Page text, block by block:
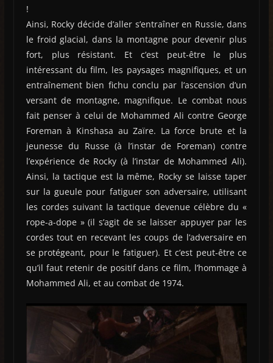
!
Ainsi, Rocky décide d’aller s’entraîner en Russie, dans
le froid glacial, dans la montagne pour devenir plus
fort, plus résistant. Et c’est peut-être le plus
intéressant du film, les paysages magnifiques, et un
entraînement bien fichu conclu par l’ascension d’un
versant de montagne, magnifique. Le combat nous
fait penser à celui de Mohammed Ali contre George
Foreman à Kinshasa au Zaïre. La force brute et la
jeunesse du Russe (à l’instar de Foreman) contre
l’expérience de Rocky (à l’instar de Mohammed Ali).
Ainsi, la tactique est la même, Rocky se laisse taper
sur la gueule pour fatiguer son adversaire, utilisant
les cordes suivant la tactique devenue célèbre du «
rope-a-dope » (il s’agit de se laisser appuyer par les
cordes tout en recevant les coups de l’adversaire en
se protégeant, pour le fatiguer). Et c’est peut-être ce
qu’il faut retenir de positif dans ce film, l’hommage à
Mohammed Ali, et au combat de 1974.